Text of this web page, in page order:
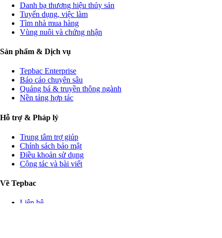
Danh bạ thương hiệu thủy sản
Tuyển dụng, việc làm
Tìm nhà mua hàng
Vùng nuôi và chứng nhận
Sản phẩm & Dịch vụ
Tepbac Enterprise
Báo cáo chuyên sâu
Quảng bá & truyền thông ngành
Nền tảng hợp tác
Hỗ trợ & Pháp lý
Trung tâm trợ giúp
Chính sách bảo mật
Điều khoản sử dụng
Cộng tác và bài viết
Về Tepbac
Liên hệ